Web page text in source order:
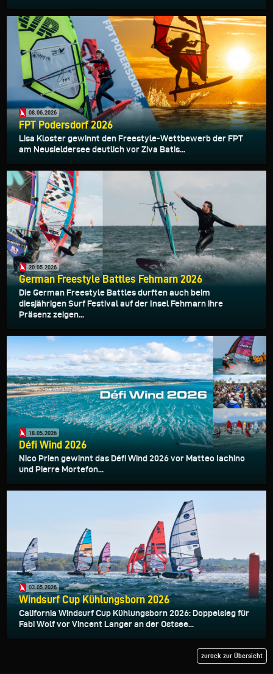
08.06.2026
FPT Podersdorf 2026
Lisa Kloster gewinnt den Freestyle-Wettbewerb der FPT
am Neusieldersee deutlich vor Ziva Batis...
20.05.2026
German Freestyle Battles Fehmarn 2026
Die German Freestyle Battles durften auch beim
diesjährigen Surf Festival auf der Insel Fehmarn ihre
Präsenz zeigen...
18.05.2026
Défi Wind 2026
Nico Prien gewinnt das Défi Wind 2026 vor Matteo Iachino
und Pierre Mortefon...
03.05.2026
Windsurf Cup Kühlungsborn 2026
California Windsurf Cup Kühlungsborn 2026: Doppelsieg für
Fabi Wolf vor Vincent Langer an der Ostsee...
zurück zur Übersicht